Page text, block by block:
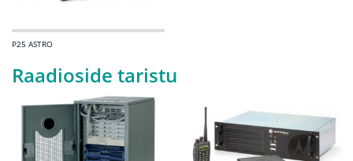
P25 ASTRO
Raadioside taristu